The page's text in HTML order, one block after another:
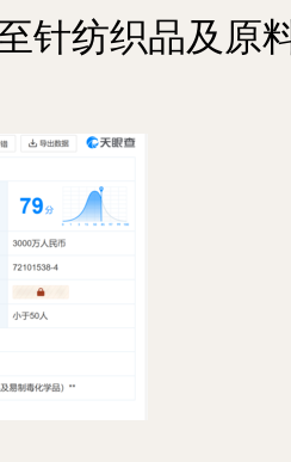
针纺织品及原